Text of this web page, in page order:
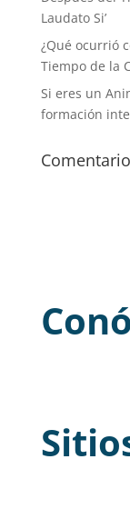
Laudato Si’
¿Qué ocurrió
Tiempo de la
Si eres un
formación